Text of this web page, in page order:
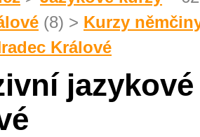
(8) > Kurzy
Králové